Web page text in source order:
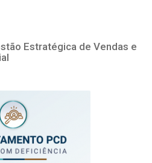
Estratégica de Vendas e